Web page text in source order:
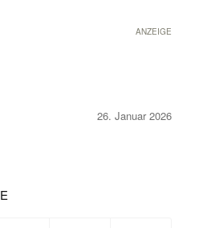
ANZEIGE
26. Januar 2026